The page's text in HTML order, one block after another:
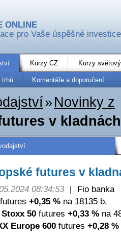
ONLINE
pro Vaše úspěšné investice
Kurzy CZ Kurzy
trhů Komentáře a doporučení
» Novinky z
v
futures v
08:34:53 |
Fio banka
futures +0,35 % na 18135 b.
50 futures +0,33 % na
Europe 600 futures +0,28 %